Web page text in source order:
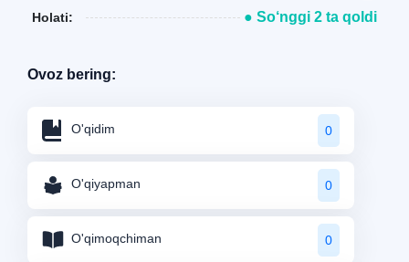
Holati: ● So‘nggi 2 ta qoldi
Ovoz bering:
O'qidim 0
O'qiyapman 0
O'qimoqchiman 0